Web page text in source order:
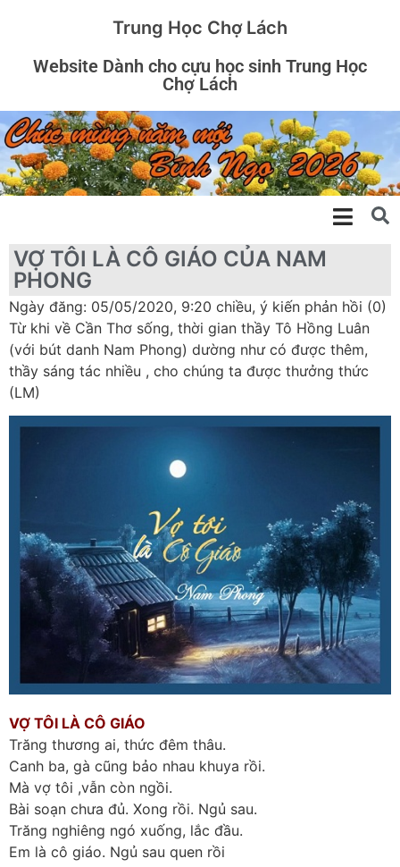
Trung Học Chợ Lách
Website Dành cho cựu học sinh Trung Học
Chợ Lách
VỢ TÔI LÀ CÔ GIÁO CỦA NAM
PHONG
Ngày đăng: 05/05/2020, 9:20 chiều, ý kiến phản hồi (0)
Từ khi về Cần Thơ sống, thời gian thầy Tô Hồng Luân
(với bút danh Nam Phong) dường như có được thêm,
thầy sáng tác nhiều , cho chúng ta được thưởng thức
(LM)
VỢ TÔI LÀ CÔ GIÁO
Trăng thương ai, thức đêm thâu.
Canh ba, gà cũng bảo nhau khuya rồi.
Mà vợ tôi ,vẫn còn ngồi.
Bài soạn chưa đủ. Xong rồi. Ngủ sau.
Trăng nghiêng ngó xuống, lắc đầu.
Em là cô giáo. Ngủ sau quen rồi